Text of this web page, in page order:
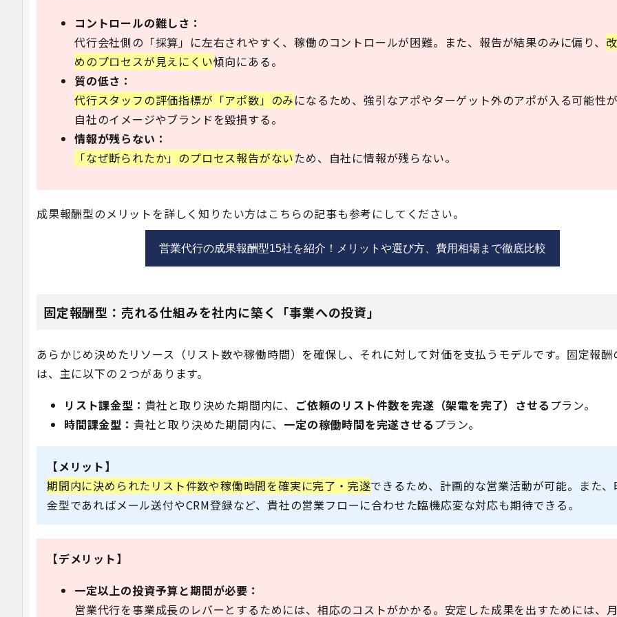
コントロールの難しさ：
代行会社側の「採算」に左右されやすく、稼働のコントロールが困難。また、報告が結果のみに偏り、
めのプロセスが見えにくい傾向にある。
質の低さ：
代行スタッフの評価指標が「アポ数」のみになるため、強引なアポやターゲット外のアポが入る可能性が
自社のイメージやブランドを毀損する。
情報が残らない：
「なぜ断られたか」のプロセス報告がないため、自社に情報が残らない。
成果報酬型のメリットを詳しく知りたい方はこちらの記事も参考にしてください。
営業代行の成果報酬型15社を紹介！メリットや選び方、費用相場まで徹底比較
固定報酬型：売れる仕組みを社内に築く「事業への投資」
あらかじめ決めたリソース（リスト数や稼働時間）を確保し、それに対して対価を支払うモデルです。固定報酬
は、主に以下の２つがあります。
リスト課金型： 貴社と取り決めた期間内に、 ご依頼のリスト件数を完遂（架電を完了）させる プラン。
時間課金型： 貴社と取り決めた期間内に、 一定の稼働時間を完遂させる プラン。
【メリット】
期間内に決められたリスト件数や稼働時間を確実に完了・完遂できるため、計画的な営業活動が可能。また、
金型であればメール送付やCRM登録など、貴社の営業フローに合わせた臨機応変な対応も期待できる。
【デメリット】
一定以上の投資予算と期間が必要：
営業代行を事業成長のレバーとするためには、相応のコストがかかる。安定した成果を出すためには、